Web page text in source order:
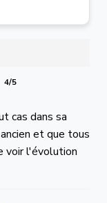
4/5
cas dans sa
et que tous
voir l'évolution